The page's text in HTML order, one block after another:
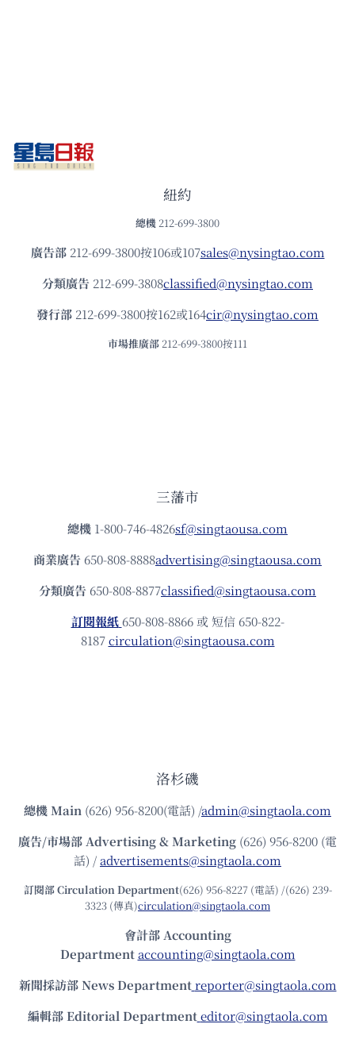
紐約
總機 212-699-3800
廣告部212-699-3800按106或107sales@nysingtao.com
分類廣告 212-699-3808classified@nysingtao.com
發⾏部 212-699-3800按162或164cir@nysingtao.com
市場推廣部 212-699-3800按111
三藩市
總機 1-800-746-4826sf@singtaousa.com
商業廣告 650-808-8888advertising@singtaousa.com
分類廣告 650-808-8877classified@singtaousa.com
訂閱報紙 650-808-8866 或 短信 650-822-
8187circulation@singtaousa.com
洛杉磯
總機Main (626) 956-8200(電話) /admin@singtaola.com
廣告/市場部Advertising & Marketing (626) 956-8200 (電
話) /advertisements@singtaola.com
訂閱部 Circulation Department(626) 956-8227 (電話) /(626) 239-
3323 (傳真)circulation@singtaola.com
會計部 Accounting
Department accounting@singtaola.com
新聞採訪部 News Department reporter@singtaola.com
編輯部 Editorial Department editor@singtaola.com